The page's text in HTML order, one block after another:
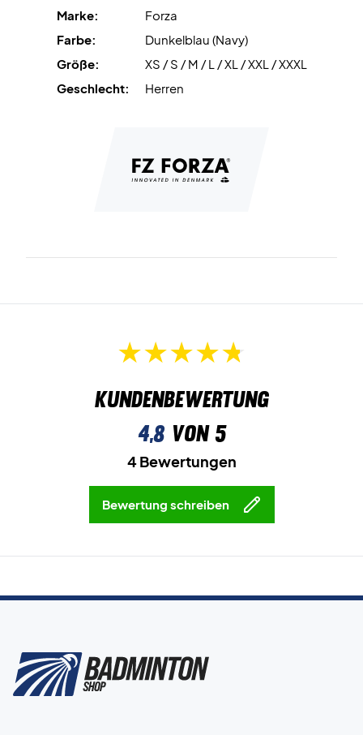
Denke grüner - Kaufe das Forza Seolin!
Forza, die viel grüner und umweltbewusster als je zuvor ist.
Die Kleidung ist zum Großteil aus recycelten
Plastikflaschen hergestellt.
Marke:
Forza
Farbe:
Dunkelblau (Navy)
Größe:
XS / S / M / L / XL / XXL / XXXL
Geschlecht:
Herren
Kundenbewertung
4,8von 5
4 Bewertungen
Bewertung schreiben